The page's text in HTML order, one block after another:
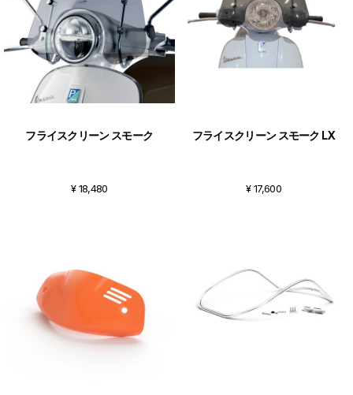
フライスクリーン スモーク
¥ 18,480
フライスクリーン スモーク LX
¥ 17,600